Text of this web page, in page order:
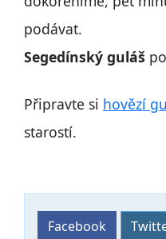
podávat.
Segedínský guláš
Připravte si hovězí
starostí.
Facebook